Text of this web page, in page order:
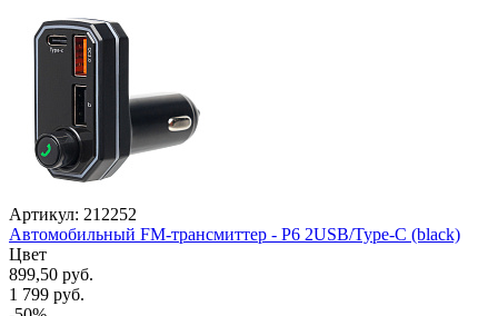
Артикул: 212252
Автомобильный FM-трансмиттер - P6 2USB/Type-C (black)
Цвет
899,50 руб.
1 799 руб.